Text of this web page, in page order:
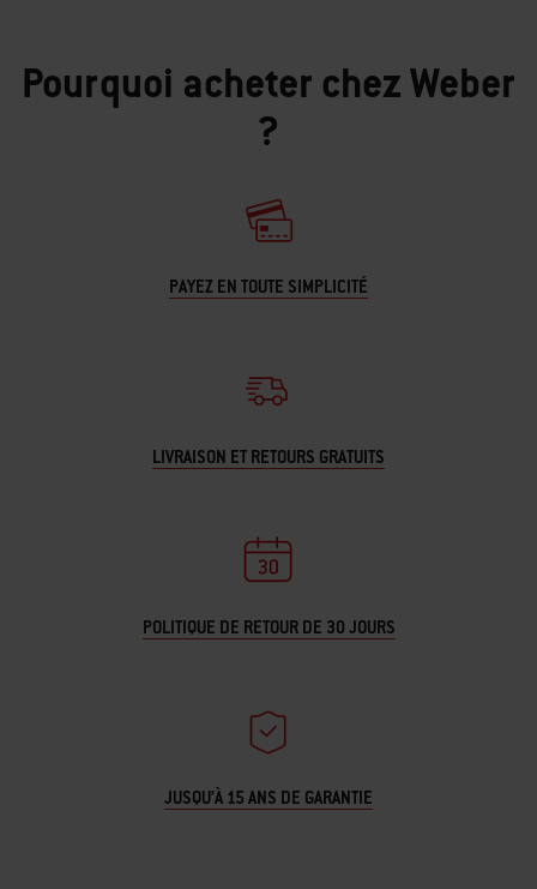
Pourquoi acheter chez Weber
?
PAYEZ EN TOUTE SIMPLICITÉ
LIVRAISON ET RETOURS GRATUITS
POLITIQUE DE RETOUR DE 30 JOURS
JUSQU’À 15 ANS DE GARANTIE